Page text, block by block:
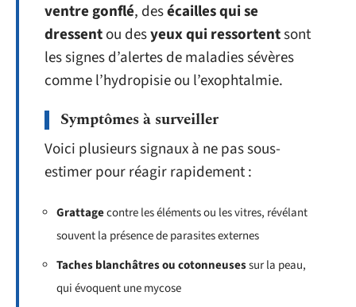
ventre gonflé, desécailles qui se
dressentou desyeux qui ressortentsont
les signes d’alertes de maladies sévères
comme l’hydropisie ou l’exophtalmie.
Symptômes à surveiller
Voici plusieurs signaux à ne pas sous-
estimer pour réagir rapidement :
Grattagecontre les éléments ou les vitres, révélant
souvent la présence de parasites externes
Taches blanchâtres ou cotonneusessur la peau,
qui évoquent une mycose